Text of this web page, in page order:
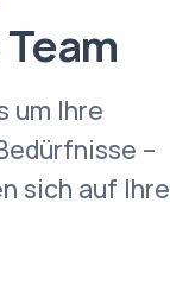
um Ihre
–
sich auf Ihre